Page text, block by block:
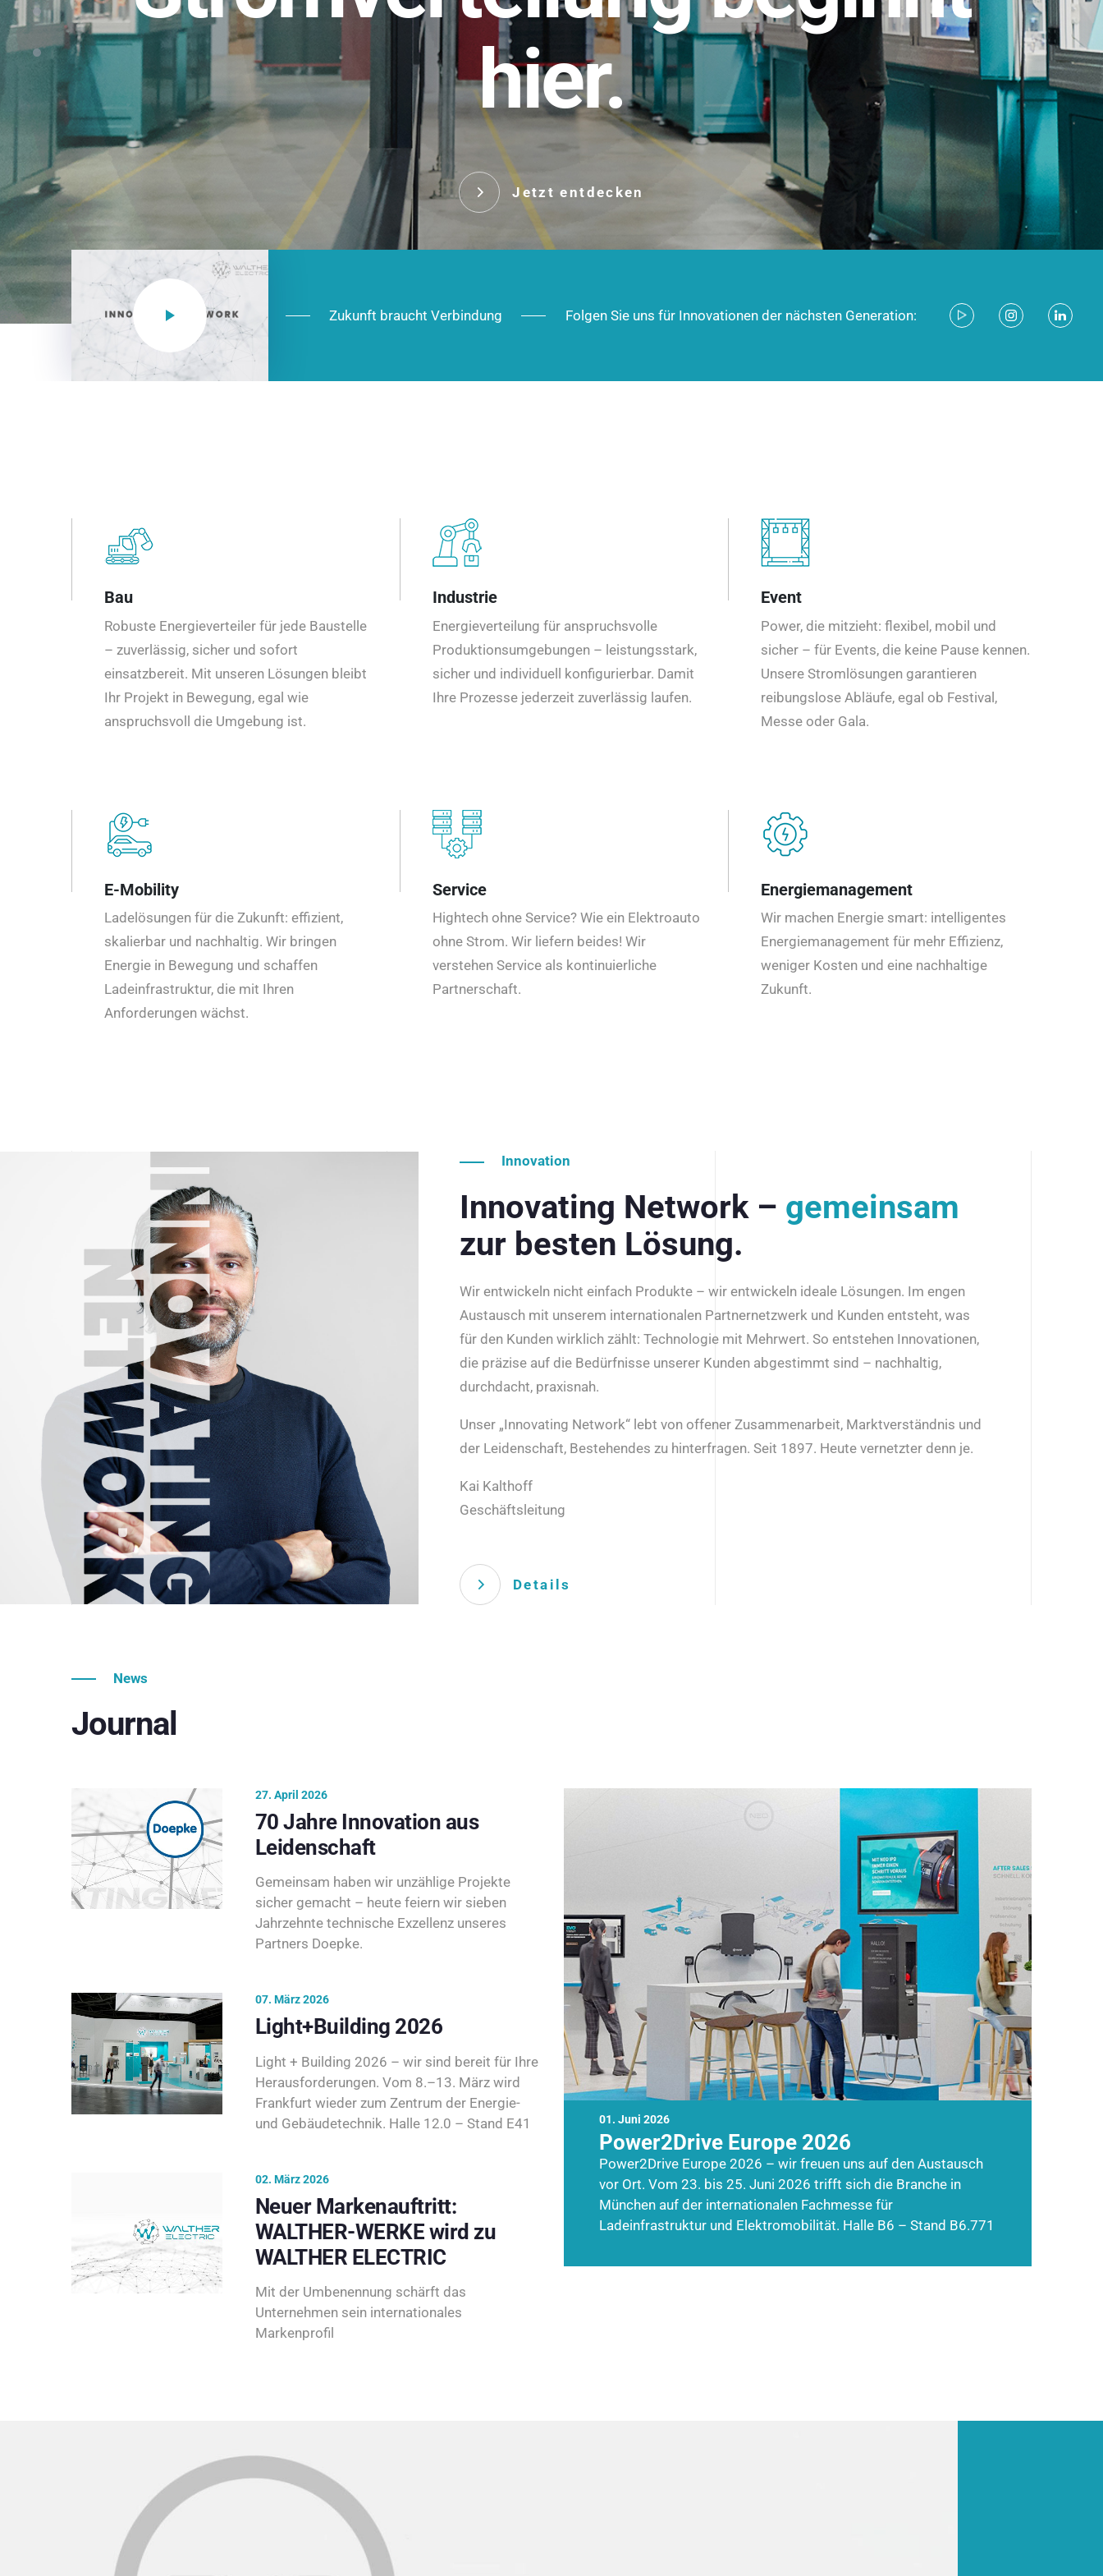
hier.
Jetzt entdecken
NEO CEE: Energieverteilung mit System. Robust im Alltag,
effizient in der Installation, zukunftsfähig im Ausbau.
Das innovative Stecksystem für industrielle Anwendungen –
robust, IP-geschützt und zukunftsfähig.
Jetzt entdecken
Zukunft braucht Verbindung Folgen Sie uns für Innovationen der nächsten Generation:
Bau
Robuste Energieverteiler für jede Baustelle
– zuverlässig, sicher und sofort
einsatzbereit. Mit unseren Lösungen bleibt
Ihr Projekt in Bewegung, egal wie
anspruchsvoll die Umgebung ist.
Industrie
Energieverteilung für anspruchsvolle
Produktionsumgebungen – leistungsstark,
sicher und individuell konfigurierbar. Damit
Ihre Prozesse jederzeit zuverlässig laufen.
Event
Power, die mitzieht: flexibel, mobil und
sicher – für Events, die keine Pause kennen.
Unsere Stromlösungen garantieren
reibungslose Abläufe, egal ob Festival,
Messe oder Gala.
E-Mobility
Ladelösungen für die Zukunft: effizient,
skalierbar und nachhaltig. Wir bringen
Energie in Bewegung und schaffen
Ladeinfrastruktur, die mit Ihren
Anforderungen wächst.
Service
Hightech ohne Service? Wie ein Elektroauto
ohne Strom. Wir liefern beides! Wir
verstehen Service als kontinuierliche
Partnerschaft.
Energiemanagement
Wir machen Energie smart: intelligentes
Energiemanagement für mehr Effizienz,
weniger Kosten und eine nachhaltige
Zukunft.
Innovation
Innovating Network – gemeinsam
zur besten Lösung.
Wir entwickeln nicht einfach Produkte – wir entwickeln ideale Lösungen. Im engen
Austausch mit unserem internationalen Partnernetzwerk und Kunden entsteht, was
für den Kunden wirklich zählt: Technologie mit Mehrwert. So entstehen Innovationen,
die präzise auf die Bedürfnisse unserer Kunden abgestimmt sind – nachhaltig,
durchdacht, praxisnah.
Unser „Innovating Network“ lebt von offener Zusammenarbeit, Marktverständnis und
der Leidenschaft, Bestehendes zu hinterfragen. Seit 1897. Heute vernetzter denn je.
Kai Kalthoff
Geschäftsleitung
Details
News
Journal
01. Juni 2026
Power2Drive Europe 2026
Power2Drive Europe 2026 – wir freuen uns auf den Austausch
vor Ort. Vom 23. bis 25. Juni 2026 trifft sich die Branche in
München auf der internationalen Fachmesse für
Ladeinfrastruktur und Elektromobilität. Halle B6 – Stand B6.771
27. April 2026
70 Jahre Innovation aus
Leidenschaft
Gemeinsam haben wir unzählige Projekte
sicher gemacht – heute feiern wir sieben
Jahrzehnte technische Exzellenz unseres
Partners Doepke.
07. März 2026
Light+Building 2026
Light + Building 2026 – wir sind bereit für Ihre
Herausforderungen. Vom 8.–13. März wird
Frankfurt wieder zum Zentrum der Energie-
und Gebäudetechnik. Halle 12.0 – Stand E41
02. März 2026
Neuer Markenauftritt:
WALTHER-WERKE wird zu
WALTHER ELECTRIC
Mit der Umbenennung schärft das
Unternehmen sein internationales
Markenprofil